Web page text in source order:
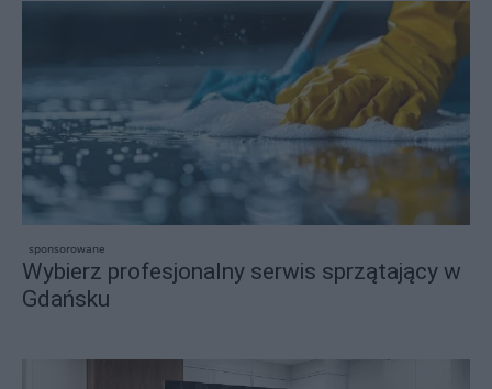
sponsorowane
Wybierz profesjonalny serwis sprzątający w
Gdańsku